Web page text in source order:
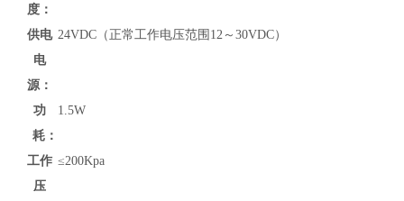
度：
供电
电
源：
24VDC（正常工作电压范围12～30VDC）
功
耗：
1.5W
工作
压
≤200Kpa